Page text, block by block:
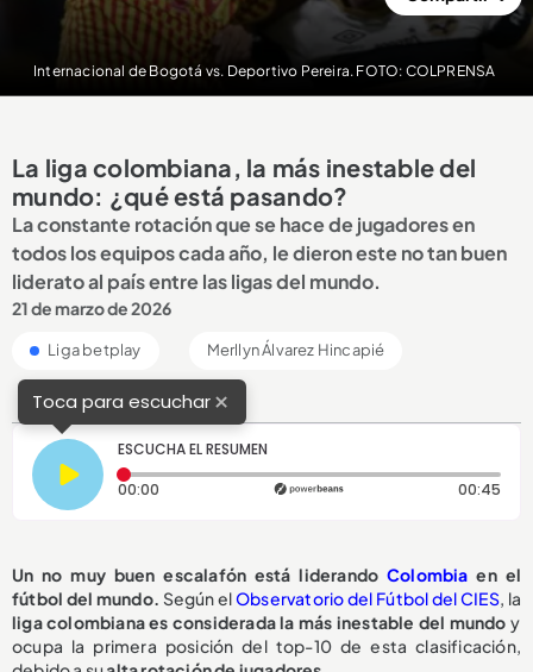
Internacional de Bogotá vs. Deportivo Pereira. FOTO: COLPRENSA
La liga colombiana, la más inestable del
mundo: ¿qué está pasando?
La constante rotación que se hace de jugadores en
todos los equipos cada año, le dieron este no tan buen
liderato al país entre las ligas del mundo.
21 de marzo de 2026
Liga betplay Merllyn Álvarez Hincapié
Toca para escuchar×
ESCUCHA EL RESUMEN
00:00 Tiempo transcurrido: 0 segundos 00:45
Un no muy buen escalafón está liderandoColombia en el
fútbol del mundo. Según elObservatorio del Fútbol del CIES, la
liga colombiana es considerada la más inestable del mundo y
ocupa la primera posición del top-10 de esta clasificación,